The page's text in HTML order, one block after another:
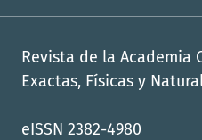
Revista de la Academia
Exactas, Físicas y
eISSN 2382-4980